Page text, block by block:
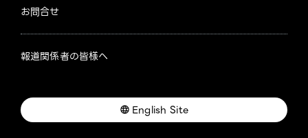
お問合せ
報道関係者の皆様へ
English Site